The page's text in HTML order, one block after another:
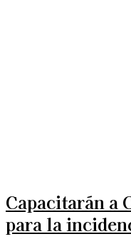
Capacitarán a
para la